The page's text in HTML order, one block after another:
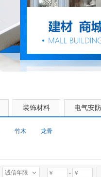
装饰材料 电气安
竹木 龙骨
诚信年限 -